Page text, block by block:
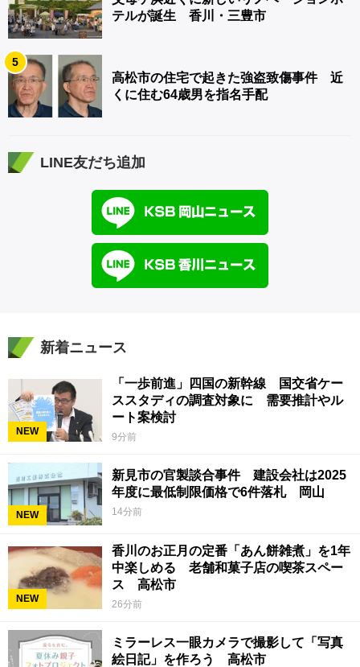
テルが誕生 香川・三豊市
5
高松市の住宅で起きた強盗致傷事件 近
くに住む64歳男を指名手配
LINE友だち追加
新着ニュース
NEW
「一歩前進」四国の新幹線 国交省ケー
ススタディの調査対象に 需要推計やル
ート案検討
9分前
NEW
新見市の官製談合事件 建設会社は2025
年度に最低制限価格で6件落札 岡山
14分前
NEW
香川のお正月の定番「あん餅雑煮」を1年
中楽しめる 老舗和菓子店の喫茶スペー
ス 高松市
26分前
ミラーレス一眼カメラで撮影して「写真
絵日記」を作ろう 高松市